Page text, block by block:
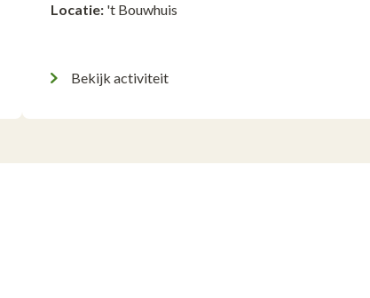
Locatie: 't Bouwhuis
Bekijk activiteit